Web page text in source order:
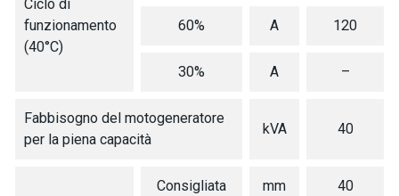
Ciclo di
funzionamento
(40°C)
60% A 120
30% A –
Fabbisogno del motogeneratore
per la piena capacità
kVA 40
Consigliata mm 40